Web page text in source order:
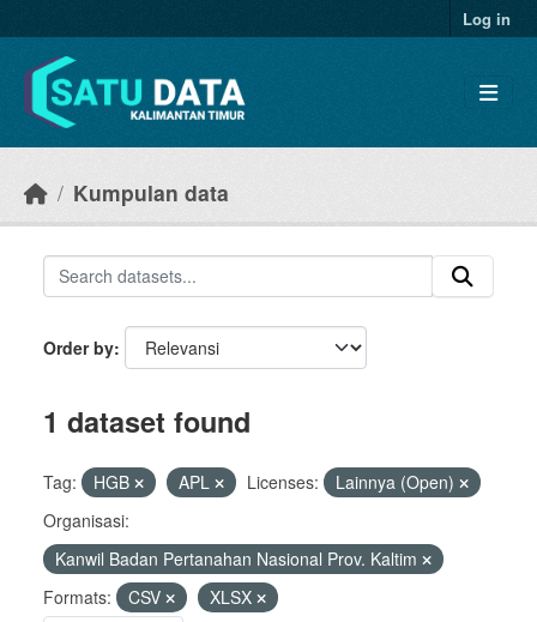
Log in
Kumpulan data
Order by
1 dataset found
Tag: HGB APL Licenses:
Lainnya (Open)
Organisasi:
Kanwil Badan Pertanahan Nasional Prov. Kaltim
Formats:
CSV
XLSX